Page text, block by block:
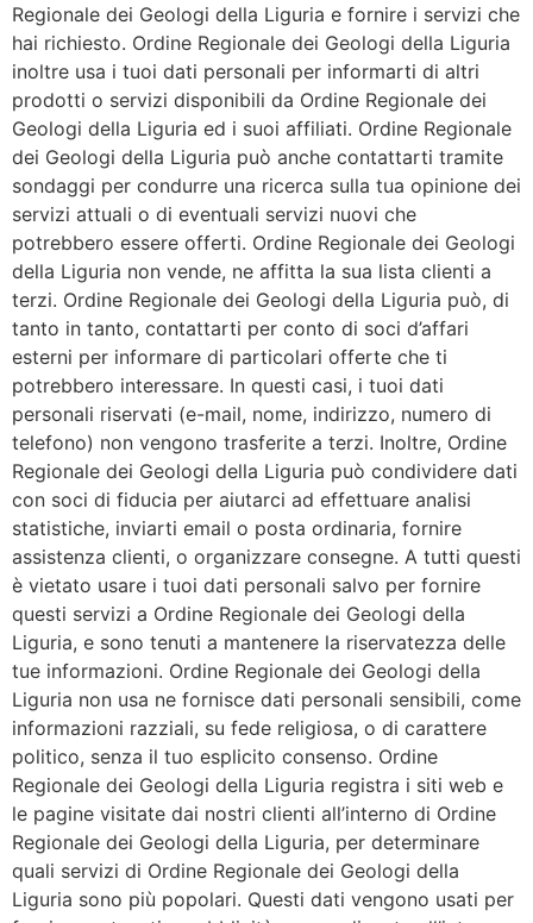
Regionale dei Geologi della Liguria e fornire i servizi che
hai richiesto. Ordine Regionale dei Geologi della Liguria
inoltre usa i tuoi dati personali per informarti di altri
prodotti o servizi disponibili da Ordine Regionale dei
Geologi della Liguria ed i suoi affiliati. Ordine Regionale
dei Geologi della Liguria può anche contattarti tramite
sondaggi per condurre una ricerca sulla tua opinione dei
servizi attuali o di eventuali servizi nuovi che
potrebbero essere offerti. Ordine Regionale dei Geologi
della Liguria non vende, ne affitta la sua lista clienti a
terzi. Ordine Regionale dei Geologi della Liguria può, di
tanto in tanto, contattarti per conto di soci d’affari
esterni per informare di particolari offerte che ti
potrebbero interessare. In questi casi, i tuoi dati
personali riservati (e-mail, nome, indirizzo, numero di
telefono) non vengono trasferite a terzi. Inoltre, Ordine
Regionale dei Geologi della Liguria può condividere dati
con soci di fiducia per aiutarci ad effettuare analisi
statistiche, inviarti email o posta ordinaria, fornire
assistenza clienti, o organizzare consegne. A tutti questi
è vietato usare i tuoi dati personali salvo per fornire
questi servizi a Ordine Regionale dei Geologi della
Liguria, e sono tenuti a mantenere la riservatezza delle
tue informazioni. Ordine Regionale dei Geologi della
Liguria non usa ne fornisce dati personali sensibili, come
informazioni razziali, su fede religiosa, o di carattere
politico, senza il tuo esplicito consenso. Ordine
Regionale dei Geologi della Liguria registra i siti web e
le pagine visitate dai nostri clienti all’interno di Ordine
Regionale dei Geologi della Liguria, per determinare
quali servizi di Ordine Regionale dei Geologi della
Liguria sono più popolari. Questi dati vengono usati per